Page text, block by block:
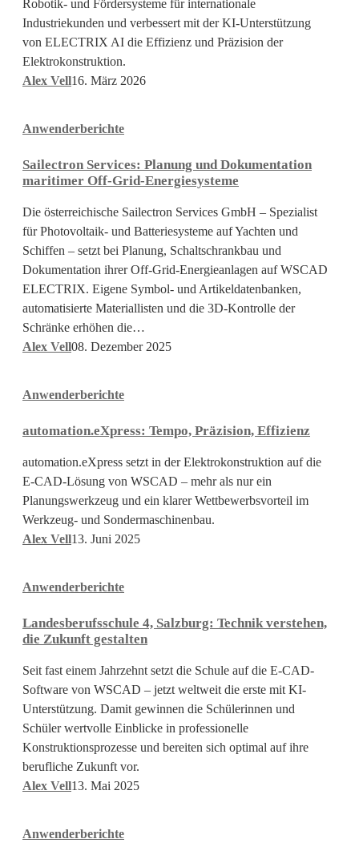
Innovationsmotor
Robotik- und Fördersysteme für internationale
Industriekunden und verbessert mit der KI-Unterstützung
von ELECTRIX AI die Effizienz und Präzision der
Elektrokonstruktion.
Alex Vell16. März 2026
Services:
und
maritimer
Off-
Grid-
Energiesysteme
Anwenderberichte
Sailectron Services: Planung und Dokumentation
maritimer Off-Grid-Energiesysteme
Die österreichische Sailectron Services GmbH – Spezialist
für Photovoltaik- und Batteriesysteme auf Yachten und
Schiffen – setzt bei Planung, Schaltschrankbau und
Dokumentation ihrer Off-Grid-Energieanlagen auf WSCAD
ELECTRIX. Eigene Symbol- und Artikeldatenbanken,
automatisierte Materiallisten und die 3D-Kontrolle der
Schränke erhöhen die…
Alex Vell08. Dezember 2025
Tempo,
Effizienz
Anwenderberichte
automation.eXpress: Tempo, Präzision, Effizienz
automation.eXpress setzt in der Elektrokonstruktion auf die
E-CAD-Lösung von WSCAD – mehr als nur ein
Planungswerkzeug und ein klarer Wettbewerbsvorteil im
Werkzeug- und Sondermaschinenbau.
Alex Vell13. Juni 2025
Technik
Zukunft
gestalten
Anwenderberichte
Landesberufsschule 4, Salzburg: Technik verstehen,
die Zukunft gestalten
Seit fast einem Jahrzehnt setzt die Schule auf die E-CAD-
Software von WSCAD – jetzt weltweit die erste mit KI-
Unterstützung. Damit gewinnen die Schülerinnen und
Schüler wertvolle Einblicke in professionelle
Konstruktionsprozesse und bereiten sich optimal auf ihre
berufliche Zukunft vor.
Alex Vell13. Mai 2025
Factory
Anwenderberichte